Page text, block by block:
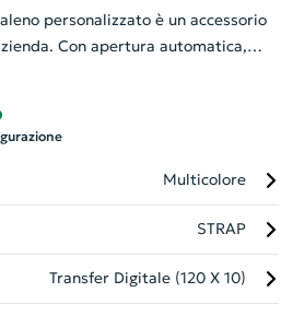
personalizzato è un accessorio
Con apertura automatica,
pannelli colorati, è realizzato con
di eleganza. Il suo design arcobaleno
la vostra marca anche nei
Multicolore
STRAP
Transfer Digitale (120 X 10)